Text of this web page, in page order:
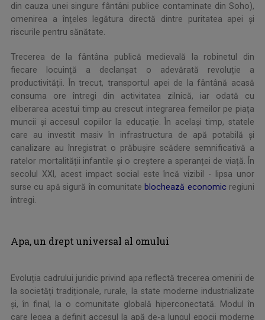
din cauza unei singure fântâni publice contaminate din Soho),
omenirea a înțeles legătura directă dintre puritatea apei și
riscurile pentru sănătate.
Trecerea de la fântâna publică medievală la robinetul din
fiecare locuință a declanșat o adevărată revoluție a
productivității. În trecut, transportul apei de la fântână acasă
consuma ore întregi din activitatea zilnică, iar odată cu
eliberarea acestui timp au crescut integrarea femeilor pe piața
muncii și accesul copiilor la educație. În același timp, statele
care au investit masiv în infrastructura de apă potabilă și
canalizare au înregistrat o prăbușire scădere semnificativă a
ratelor mortalității infantile și o creștere a speranței de viață. În
secolul XXI, acest impact social este încă vizibil - lipsa unor
surse cu apă sigură în comunitate blochează economic regiuni
întregi.
Apa, un drept universal al omului
Evoluția cadrului juridic privind apa reflectă trecerea omenirii de
la societăți tradiționale, rurale, la state moderne industrializate
și, în final, la o comunitate globală hiperconectată. Modul în
care legea a definit accesul la apă de-a lungul epocii moderne